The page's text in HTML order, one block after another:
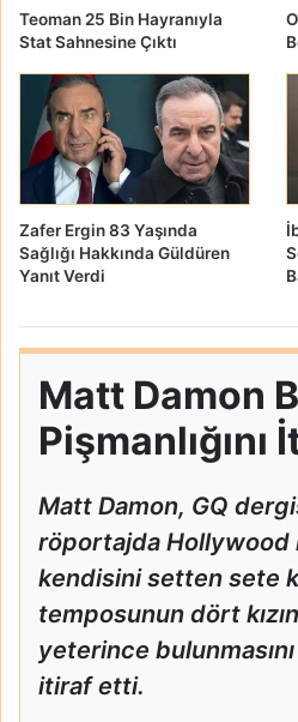
Teoman 25 Bin Hayranıyla
Stat Sahnesine Çıktı
Zafer Ergin 83 Yaşında
Sağlığı Hakkında Güldüren
Yanıt Verdi
Matt Damon
Pişmanlığını
Matt Damon, GQ
röportajda Hollywood
kendisini setten sete
temposunun dört
yeterince
itiraf etti.